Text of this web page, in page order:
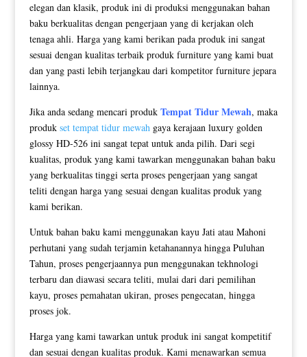
elegan dan klasik, produk ini di produksi menggunakan bahan
baku berkualitas dengan pengerjaan yang di kerjakan oleh
tenaga ahli. Harga yang kami berikan pada produk ini sangat
sesuai dengan kualitas terbaik produk furniture yang kami buat
dan yang pasti lebih terjangkau dari kompetitor furniture jepara
lainnya.
Jika anda sedang mencari produk Tempat Tidur Mewah, maka
produk set tempat tidur mewahgaya kerajaan luxury golden
glossy HD-526 ini sangat tepat untuk anda pilih. Dari segi
kualitas, produk yang kami tawarkan menggunakan bahan baku
yang berkualitas tinggi serta proses pengerjaan yang sangat
teliti dengan harga yang sesuai dengan kualitas produk yang
kami berikan.
Untuk bahan baku kami menggunakan kayu Jati atau Mahoni
perhutani yang sudah terjamin ketahanannya hingga Puluhan
Tahun, proses pengerjaannya pun menggunakan tekhnologi
terbaru dan diawasi secara teliti, mulai dari dari pemilihan
kayu, proses pemahatan ukiran, proses pengecatan, hingga
proses jok.
Harga yang kami tawarkan untuk produk ini sangat kompetitif
dan sesuai dengan kualitas produk. Kami menawarkan semua